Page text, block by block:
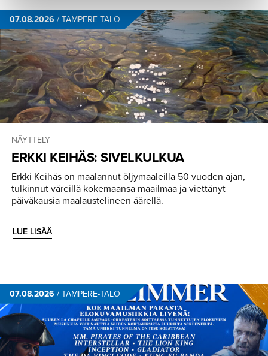
07.08.2026 / TAMPERE-TALO
NÄYTTELY
ERKKI KEIHÄS: SIVELKULKUA
Erkki Keihäs on maalannut öljymaaleilla 50 vuoden ajan,
tulkinnut väreillä kokemaansa maailmaa ja viettänyt
päiväkausia maalaustelineen äärellä.
LUE LISÄÄ
07.08.2026 / TAMPERE-TALO